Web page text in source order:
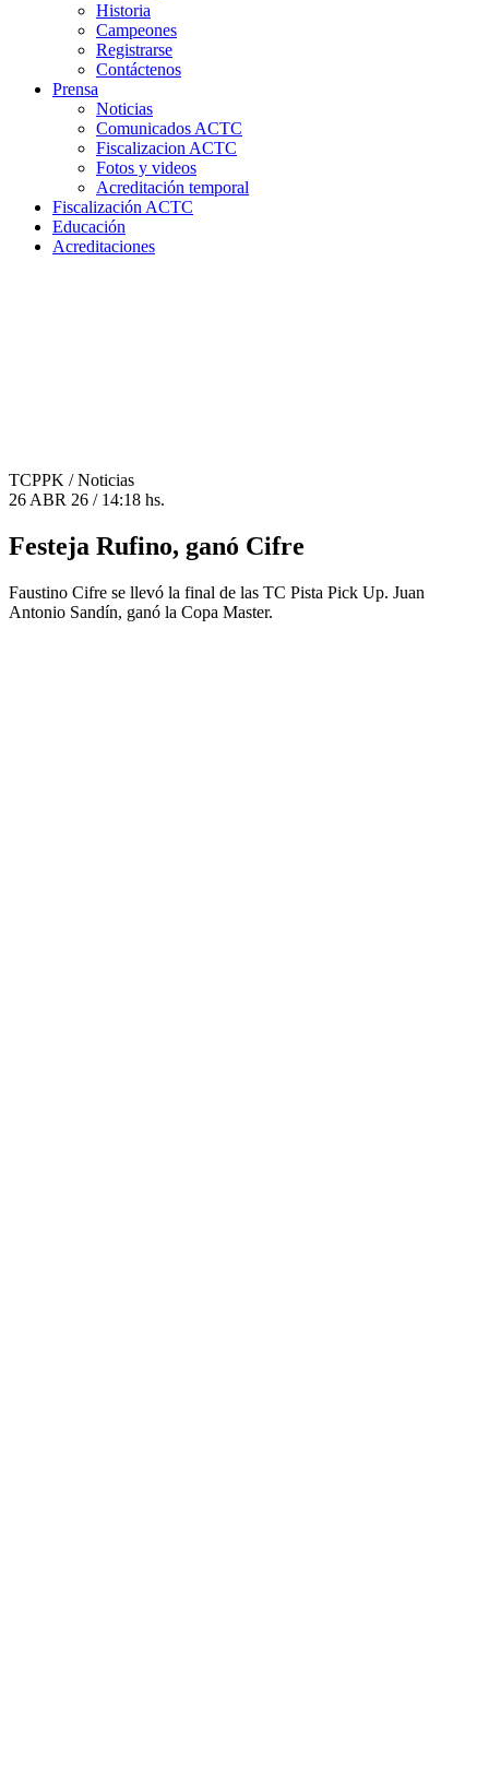
Historia
Campeones
Registrarse
Contáctenos
Prensa
Noticias
Comunicados ACTC
Fiscalizacion ACTC
Fotos y videos
Acreditación temporal
Fiscalización ACTC
Educación
Acreditaciones
TCPPK / Noticias
26 ABR 26 / 14:18 hs.
Festeja Rufino, ganó Cifre
Faustino Cifre se llevó la final de las TC Pista Pick Up. Juan
Antonio Sandín, ganó la Copa Master.